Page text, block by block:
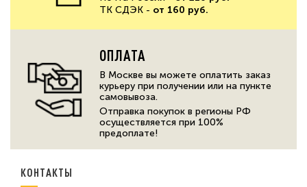
ТК СДЭК - от 160 руб.
ОПЛАТА
В Москве вы можете оплатить заказ
курьеру при получении или на пункте
самовывоза.
Отправка покупок в регионы РФ
осуществляется при 100%
предоплате!
КОНТАКТЫ